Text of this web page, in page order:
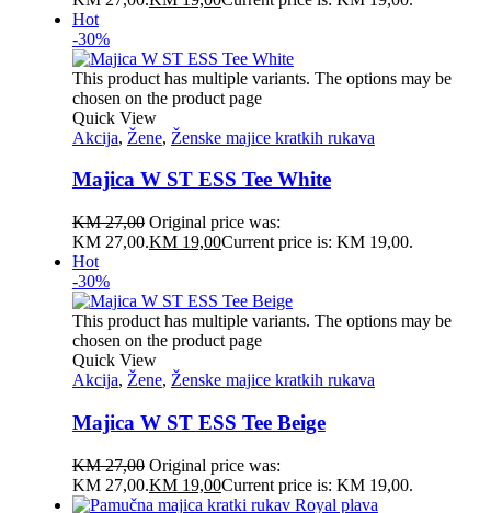
Hot
-30%
This product has multiple variants. The options may be
chosen on the product page
Quick View
Akcija, Žene, Ženske majice kratkih rukava
Majica W ST ESS Tee White
KM27,00 Original price was:
KM 27,00.KM19,00Current price is: KM 19,00.
Hot
-30%
This product has multiple variants. The options may be
chosen on the product page
Quick View
Akcija, Žene, Ženske majice kratkih rukava
Majica W ST ESS Tee Beige
KM27,00 Original price was:
KM 27,00.KM19,00Current price is: KM 19,00.